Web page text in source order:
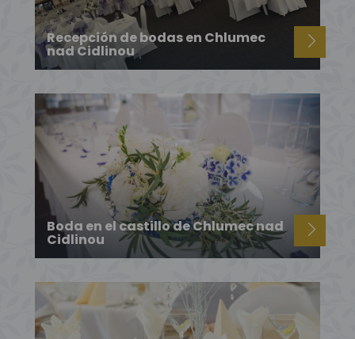
Recepción de bodas en Chlumec
nad Cidlinou
Boda en el castillo de Chlumec nad
Cidlinou